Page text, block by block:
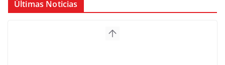
Últimas Noticias